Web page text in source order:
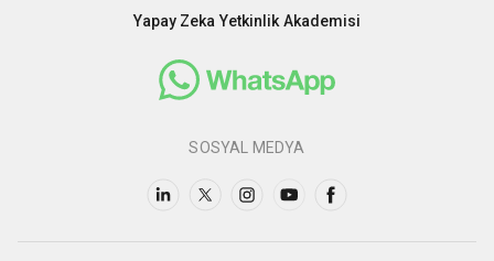
Yapay Zeka Yetkinlik Akademisi
SOSYAL MEDYA